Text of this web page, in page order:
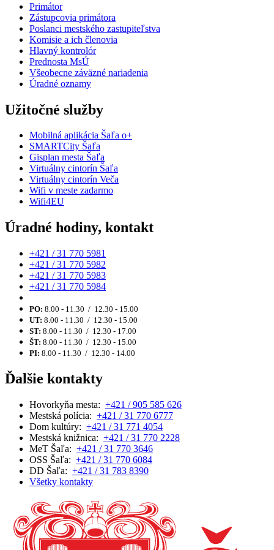
Primátor
Zástupcovia primátora
Poslanci mestského zastupiteľstva
Komisie a ich členovia
Hlavný kontrolór
Prednosta MsÚ
Všeobecne záväzné nariadenia
Úradné oznamy
Užitočné služby
Mobilná aplikácia Šaľa o+
SMARTCity Šaľa
Gisplan mesta Šaľa
Virtuálny cintorín Šaľa
Virtuálny cintorín Veča
Wifi v meste zadarmo
Wifi4EU
Úradné hodiny, kontakt
+421 / 31 770 5981
+421 / 31 770 5982
+421 / 31 770 5983
+421 / 31 770 5984
PO: 8.00 - 11.30 / 12.30 - 15.00
UT: 8.00 - 11.30 / 12.30 - 15.00
ST: 8.00 - 11.30 / 12.30 - 17.00
ŠT: 8.00 - 11.30 / 12.30 - 15.00
PI: 8.00 - 11.30 / 12.30 - 14.00
Ďalšie kontakty
Hovorkyňa mesta: +421 / 905 585 626
Mestská polícia: +421 / 31 770 6777
Dom kultúry: +421 / 31 771 4054
Mestská knižnica: +421 / 31 770 2228
MeT Šaľa: +421 / 31 770 3646
OSS Šaľa: +421 / 31 770 6084
DD Šaľa: +421 / 31 783 8390
Všetky kontakty